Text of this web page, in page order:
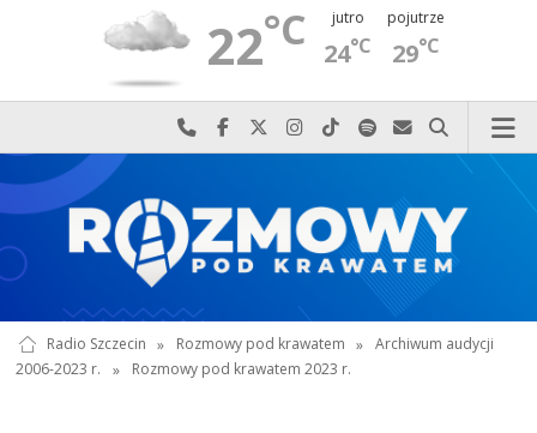
22°C jutro
24°C
pojutrze
29°C
Najlepiej po prostu do nas zadzwoń
Odwiedź nas na Facebook-u
Odwiedź nas na X
Odwiedź nas na Instagram-ie
Odwiedź nas na TikTok-u
Szukaj nas na Spotify
Wyślij do nas
Szukaj
Radio Szczecin » Rozmowy pod krawatem » Archiwum audycji
2006-2023 r.
» Rozmowy pod krawatem 2023 r.